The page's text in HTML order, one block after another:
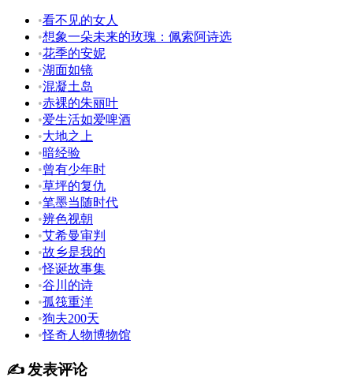
•看不见的女人
•想象一朵未来的玫瑰：佩索阿诗选
•花季的安妮
•湖面如镜
•混凝土岛
•赤裸的朱丽叶
•爱生活如爱啤酒
•大地之上
•暗经验
•曾有少年时
•草坪的复仇
•笔墨当随时代
•辨色视朝
•艾希曼审判
•故乡是我的
•怪诞故事集
•谷川的诗
•孤筏重洋
•狗夫200天
•怪奇人物博物馆
✍️ 发表评论